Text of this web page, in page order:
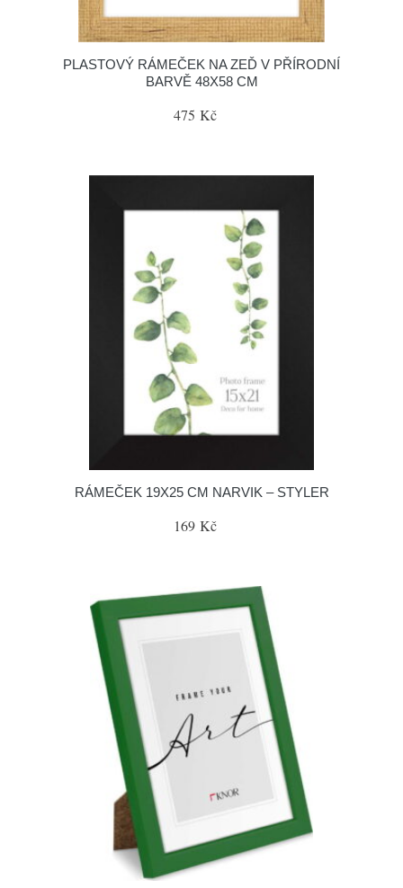
PLASTOVÝ RÁMEČEK NA ZEĎ V PŘÍRODNÍ
BARVĚ 48X58 CM
475 Kč
RÁMEČEK 19X25 CM NARVIK – STYLER
169 Kč